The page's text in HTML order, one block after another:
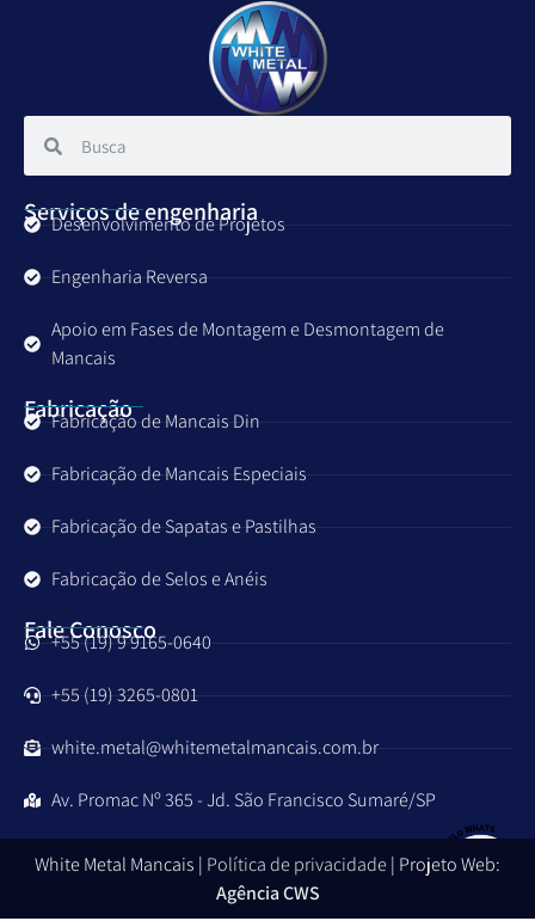
Serviços de engenharia
Desenvolvimento de Projetos
Engenharia Reversa
Apoio em Fases de Montagem e Desmontagem de
Mancais
Fabricação
Fabricação de Mancais Din
Fabricação de Mancais Especiais
Fabricação de Sapatas e Pastilhas
Fabricação de Selos e Anéis
Fale Conosco
+55 (19) 9 9165-0640
+55 (19) 3265-0801
white.metal@whitemetalmancais.com.br
Av. Promac Nº 365 - Jd. São Francisco Sumaré/SP
White Metal Mancais | Política de privacidade| Projeto Web:
Agência CWS